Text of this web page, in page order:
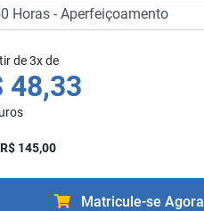
de 3x de
48,33
R$ 145,00
Matricule-se Agora